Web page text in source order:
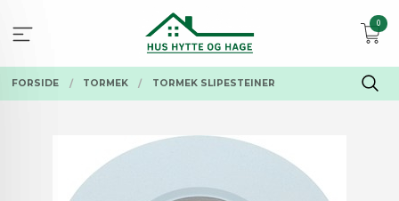
innholdet
0
FORSIDE TORMEK TORMEK SLIPESTEINER